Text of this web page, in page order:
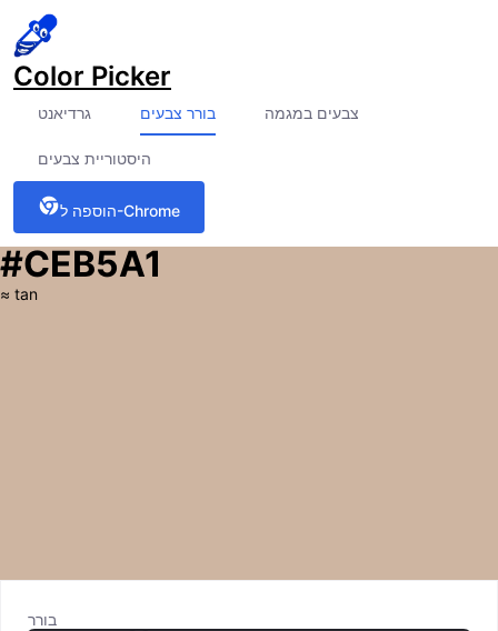
Color Picker
גרדיאנט בורר צבעים צבעים במגמה
היסטוריית צבעים
הוספה ל-Chrome
#CEB5A1
≈ tan
בורר